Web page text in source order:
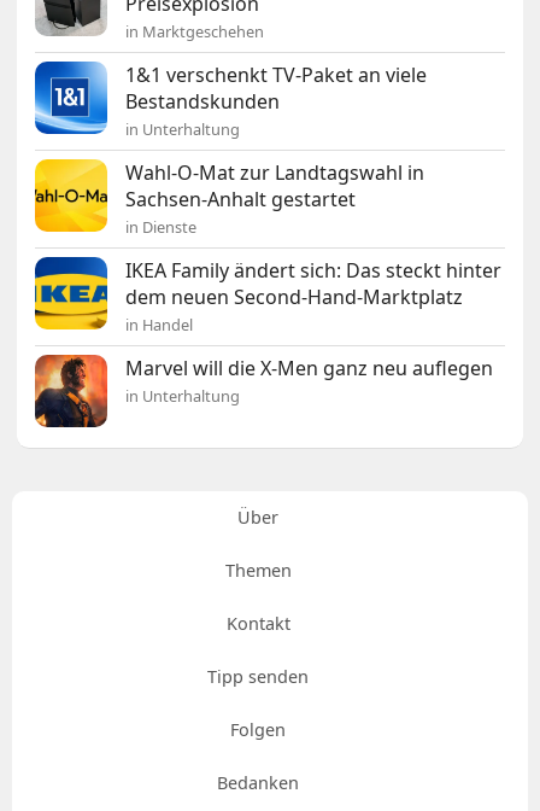
in Marktgeschehen
1&1 verschenkt TV-Paket an viele
Bestandskunden
in Unterhaltung
Wahl-O-Mat zur Landtagswahl in
Sachsen-Anhalt gestartet
in Dienste
IKEA Family ändert sich: Das steckt hinter
dem neuen Second-Hand-Marktplatz
in Handel
Marvel will die X-Men ganz neu auflegen
in Unterhaltung
Über
Themen
Kontakt
Tipp senden
Folgen
Bedanken